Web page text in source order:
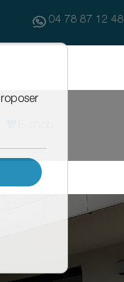
04 78 87 12 48
Travaux publics